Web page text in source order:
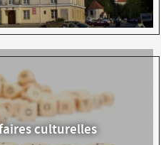
culturelles